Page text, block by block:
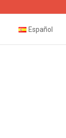
Español